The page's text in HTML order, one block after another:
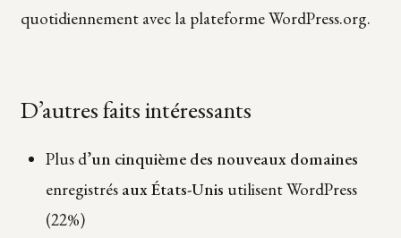
quotidiennement avec la plateforme WordPress.org.
D’autres faits intéressants
Plus d’un cinquième des nouveaux domaines
enregistrés aux États-Unis utilisent WordPress
(22%)